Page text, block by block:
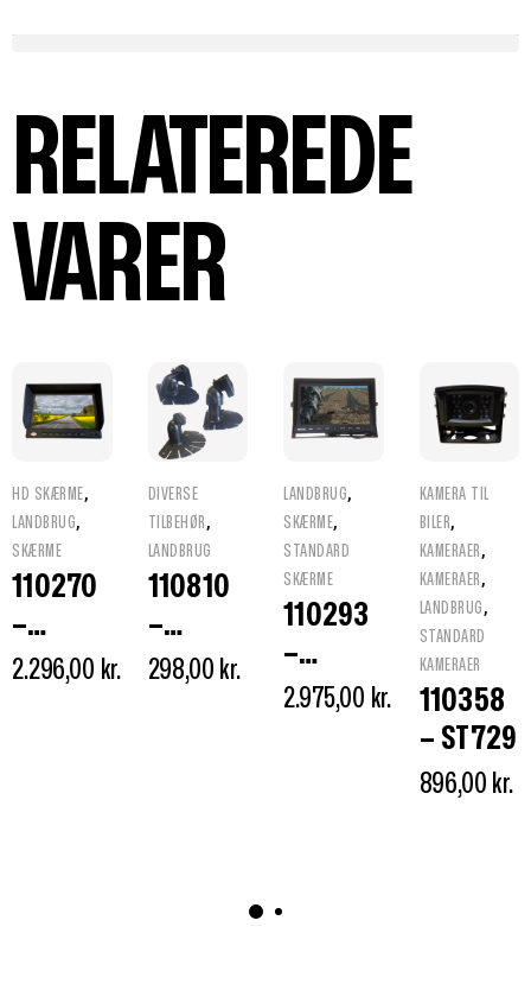
RELATEREDE
VARER
HD SKÆRME,
LANDBRUG,
SKÆRME
110270
–
HD700
2.296,00 kr.
DIVERSE
TILBEHØR ,
LANDBRUG
110810
–
MONTER
298,00 kr.
LANDBRUG,
SKÆRME,
STANDARD
SKÆRME
110293
–
ST1000
2.975,00 kr.
KAMERA TIL
BILER,
KAMERAER ,
KAMERAER ,
LANDBRUG ,
STANDARD
KAMERAER
110358
– ST729
896,00 kr.